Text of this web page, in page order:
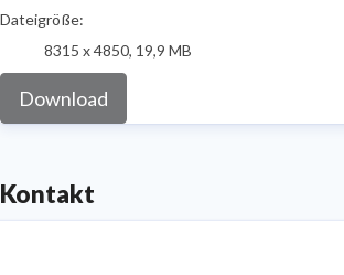
Dateigröße:
8315 x 4850, 19,9 MB
Download
Kontakt